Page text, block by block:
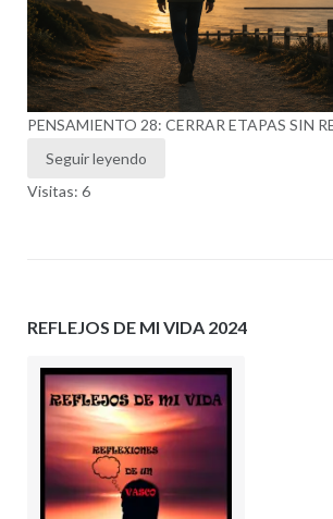
PENSAMIENTO 28: CERRAR ETAPAS SIN
Seguir leyendo
Visitas: 6
REFLEJOS DE MI VIDA 2024